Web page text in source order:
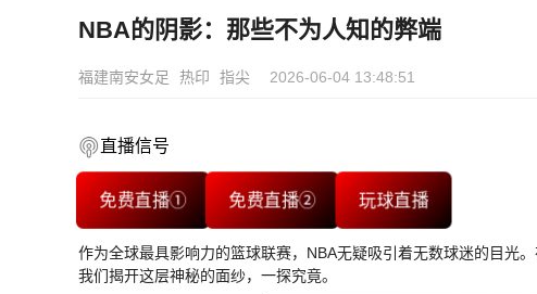
NBA的阴影：那些不为人知的弊端
福建南安女足 热印 指尖 2026-06-04 13:48:51
直播信号
免费直播① 免费直播② 玩球直播
作为全球最具影响力的篮球联赛，NBA无疑吸引着无数球迷的目光
我们揭开这层神秘的面纱，一探究竟。